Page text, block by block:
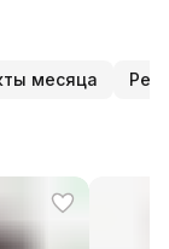
месяца